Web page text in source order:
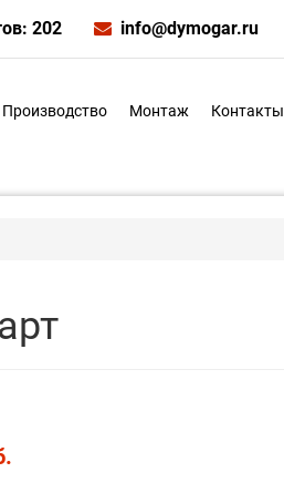
202 info@dymogar.ru
Производство Монтаж Контакты